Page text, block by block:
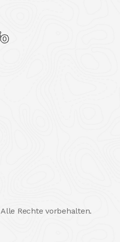
Alle Rechte vorbehalten.